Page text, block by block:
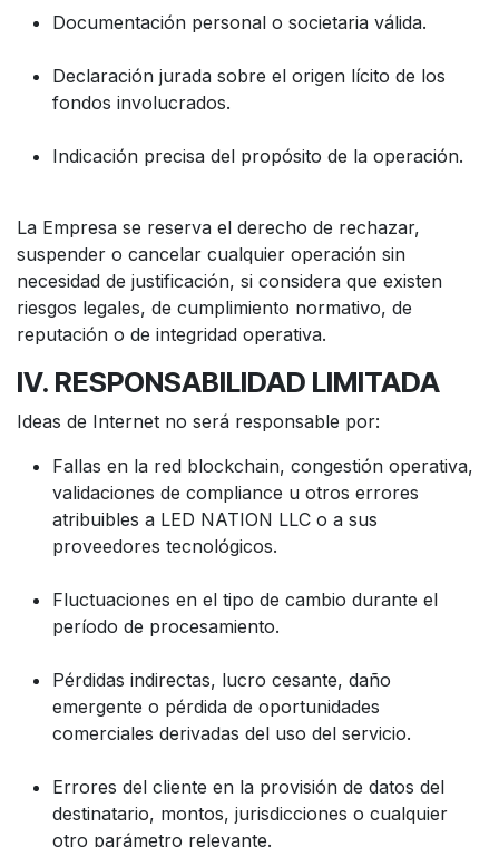
Documentación personal o societaria válida.
Declaración jurada sobre el origen lícito de los
fondos involucrados.
Indicación precisa del propósito de la operación.
La Empresa se reserva el derecho de rechazar,
suspender o cancelar cualquier operación sin
necesidad de justificación, si considera que existen
riesgos legales, de cumplimiento normativo, de
reputación o de integridad operativa.
IV. RESPONSABILIDAD LIMITADA
Ideas de Internet no será responsable por:
Fallas en la red blockchain, congestión operativa,
validaciones de compliance u otros errores
atribuibles a LED NATION LLC o a sus
proveedores tecnológicos.
Fluctuaciones en el tipo de cambio durante el
período de procesamiento.
Pérdidas indirectas, lucro cesante, daño
emergente o pérdida de oportunidades
comerciales derivadas del uso del servicio.
Errores del cliente en la provisión de datos del
destinatario, montos, jurisdicciones o cualquier
otro parámetro relevante.